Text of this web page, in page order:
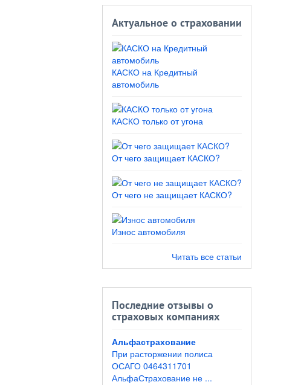
Актуальное о страховании
КАСКО на Кредитный
автомобиль
КАСКО только от угона
От чего защищает КАСКО?
От чего не защищает КАСКО?
Износ автомобиля
Читать все статьи
Последние отзывы о
страховых компаниях
Альфастрахование
При расторжении полиса
ОСАГО 0464311701
АльфаСтрахование не ...